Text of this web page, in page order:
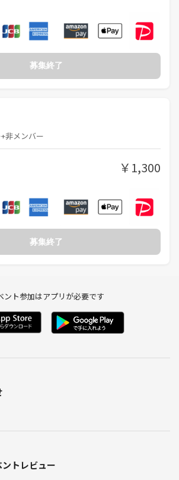
募集終了
非メンバー
￥1,300
募集終了
ント参加はアプリが必要です
トレビュー